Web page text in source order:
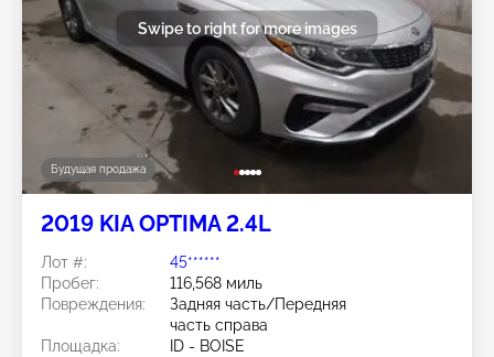
Будущая продажа
Swipe to right for more images
2019 KIA OPTIMA 2.4L
Лот #:
45******
Пробег:
116,568 миль
Повреждения:
Задняя часть/Передняя
часть справа
Площадка:
ID - BOISE